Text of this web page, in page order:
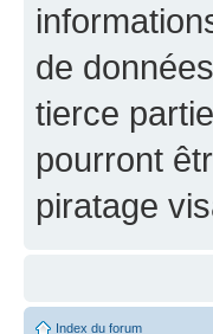
de
tierce
pourront
piratage
Index du forum